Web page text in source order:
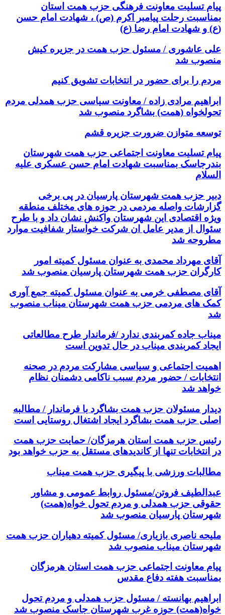
پیام تسلیت معاونت فرهنگی حزب همت استان
بمناسبت رحلت پیامبر اکرم (ص) ، شهادت امام حسن
(ع) و شهادت امام رضا (ع)
علی عاشوری / مسئول حزب همت در جزیره کیش
منصوب شد
مردم را برای حضور در انتخابات تشویق کنیم
ابراهیم مرادی زاده / معاونت سیاسی حزب همدلی مردم
تحولخواه (همت) بشاگرد منصوب شد
توسعه متوازن ضرورت جزیره قشم
پیام تسلیت معاونت اجتماعی حزب همت شهرستان
بندرجاسک بمناسبت شهادت امام حسن عسکری علیه
السلام
دبیر حزب همت شهرستان پارسیان در پی برخی
گزارشات واصله مردمی در حوزه های مختلف منطقه
ویژه اقتصادی این شهرستان واکنش نشان داد و با طرح
سئوال از مدیر عامل ان شرکت خواستار شفافیت موارد
مطروحه شد
آقای مهرداد محمدی به عنوان مسئول کمیته امور
کارگران حزب همت شهرستان پارسیان منصوب شد
آقای مصطفی خرمی به عنوان مسئول کمیته جمع آوری
کمک های مردمی حزب همت شهرستان میناب منصوب
شد
میناب جاده کمربندی ندارد /فرماندار طرح مطالعاتی
ایجاد کمربندی میناب در حال تدوین است
اهمیت اجتماعی و سیاسی مشارکت مردم در صحنه
انتخابات / حضور مردم سبب ناکامی دشمنان نظام
خواهد شد
دیدار مسئولان حزب همت بشاگرد با فرماندار / مطالبه
اصلی حزب همت بشاگرد ایجاد اشتغال روستایی است
رئیس حزب همت استان هرمزگان/ حمایت حزب همت
در انتخابات تنها از کاندیدهای مستقل به حزب خواهد بود
مطالبات ورزشی با پیگیری حزب همت میناب
عبدالطیف فروتن/مسئول روابط عمومی و مشاور
حقوقی حزب همدلی و مردم تحول خواه(همت)
شهرستان پارسیان منصوب شد
ملیحه ناصری بازیاری/ مسئول کمیته دهیاران حزب همت
شهرستان میناب منصوب شد
پیام معاونت اجتماعی حزب همت استان هرمزگان
بمناسبت هفته دفاع مقدس
ابراهیم بهانسته / مسئول حزب همدلی و مردم تحول
خواه(همت) حوزه غرب شهرستان جاسک منصوب شد